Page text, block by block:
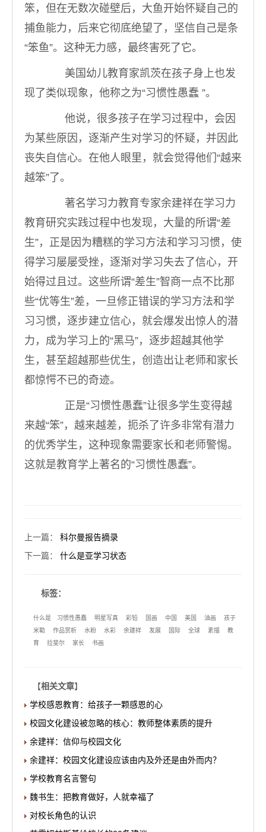
笨，但在无数次碰壁后，大鱼开始怀疑自己的
捕鱼能力，后来它彻底绝望了，坚信自己是条
“笨鱼”。这种无力感，最终害死了它。
美国幼儿教育家凯茨在孩子身上也发
现了类似现象，他称之为“习惯性愚蠢 ”。
他说，很多孩子在学习过程中，会因
为某些原因，逐渐产生对学习的怀疑，并因此
丧失自信心。在他人眼里，就会觉得他们“越来
越笨”了。
著名学习力教育专家余建祥在学习力
教育研究实践过程中也发现，大量的所谓“差
生”，正是因为糟糕的学习方法和学习习惯，使
得学习屡屡受挫，逐渐对学习失去了信心，开
始得过且过。这些所谓“差生”智商一点不比那
些“优等生”差，一旦修正错误的学习方法和学
习习惯，逐步建立信心，就会爆发出惊人的潜
力，成为学习上的“黑马”，逐步超越其他学
生，甚至超越那些优生，创造出让老师和家长
都惊愕不已的奇迹。
正是“习惯性愚蠢”让很多学生变得越
来越“笨”，越来越差，扼杀了许多非常有潜力
的优秀学生，这种现象需要家长和老师警惕。
这就是教育学上著名的“习惯性愚蠢”。
上一篇： 科尔曼报告摘录
下一篇： 什么是亚学习状态
标签：
什么是 习惯性愚蠢 明星写真 彩铅 国画 中国 美国 油画
孩子
米勒
作品赏析 水粉 水彩 余建祥 发展 国际 全球 素描
教
育
拉斐尔 家长 书画
【相关文章】
学校感恩教育：给孩子一颗感恩的心
校园文化建设被忽略的核心：教师整体素质的提升
余建祥：信仰与校园文化
余建祥：校园文化建设应该由内及外还是由外而内？
学校教育名言警句
魏书生：把教育做好，人就幸福了
对校长角色的认识